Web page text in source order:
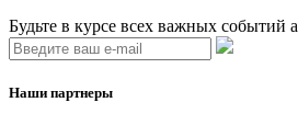
Будьте в курсе всех важных событий
Наши партнеры